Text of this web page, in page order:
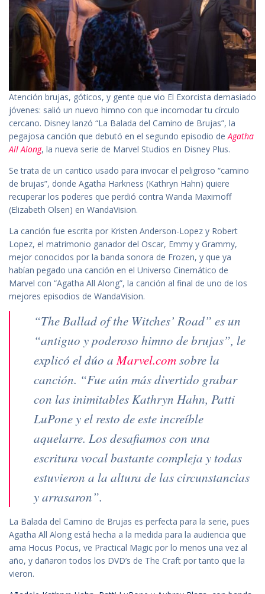
Atención brujas, góticos, y gente que vio El Exorcista demasiado
jóvenes: salió un nuevo himno con que incomodar tu círculo
cercano. Disney lanzó “La Balada del Camino de Brujas”, la
pegajosa canción que debutó en el segundo episodio deAgatha
All Along, la nueva serie de Marvel Studios en Disney Plus.
Se trata de un cantico usado para invocar el peligroso “camino
de brujas”, donde Agatha Harkness (Kathryn Hahn) quiere
recuperar los poderes que perdió contra Wanda Maximoff
(Elizabeth Olsen) en WandaVision.
La canción fue escrita por Kristen Anderson-Lopez y Robert
Lopez, el matrimonio ganador del Oscar, Emmy y Grammy,
mejor conocidos por la banda sonora de Frozen, y que ya
habían pegado una canción en el Universo Cinemático de
Marvel con “Agatha All Along”, la canción al final de uno de los
mejores episodios de WandaVision.
“The Ballad of the Witches’ Road” es un
“antiguo y poderoso himno de brujas”, le
explicó el dúo aMarvel.comsobre la
canción. “Fue aún más divertido grabar
con las inimitables Kathryn Hahn, Patti
LuPone y el resto de este increíble
aquelarre. Los desafiamos con una
escritura vocal bastante compleja y todas
estuvieron a la altura de las circunstancias
y arrasaron”.
La Balada del Camino de Brujas es perfecta para la serie, pues
Agatha All Along está hecha a la medida para la audiencia que
ama Hocus Pocus, ve Practical Magic por lo menos una vez al
año, y dañaron todos los DVD’s de The Craft por tanto que la
vieron.